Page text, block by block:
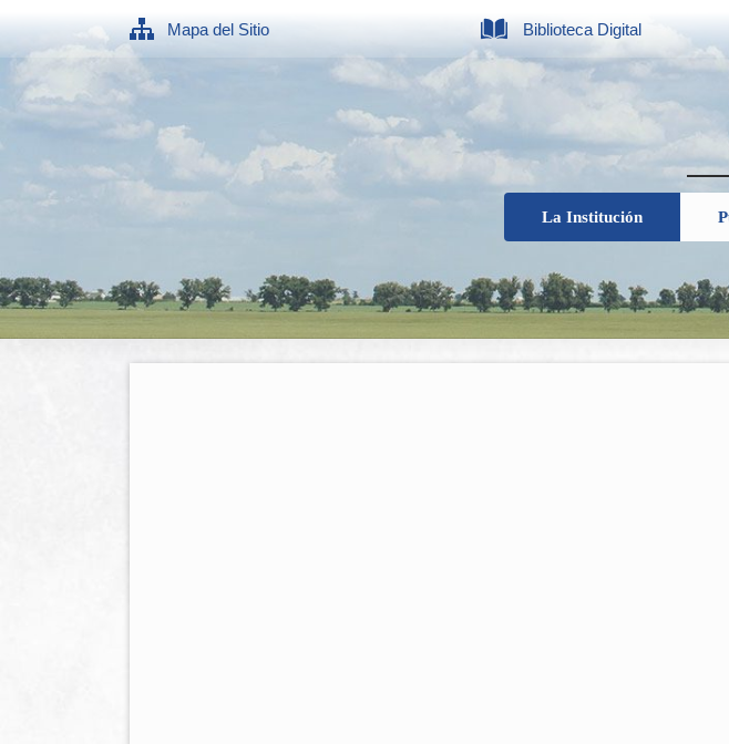
Mapa del Sitio Biblioteca Digital
La Institución